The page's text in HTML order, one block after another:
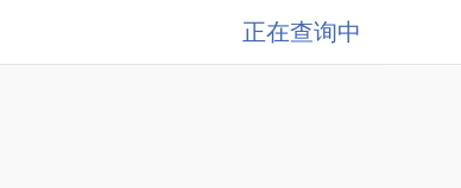
正在查询中